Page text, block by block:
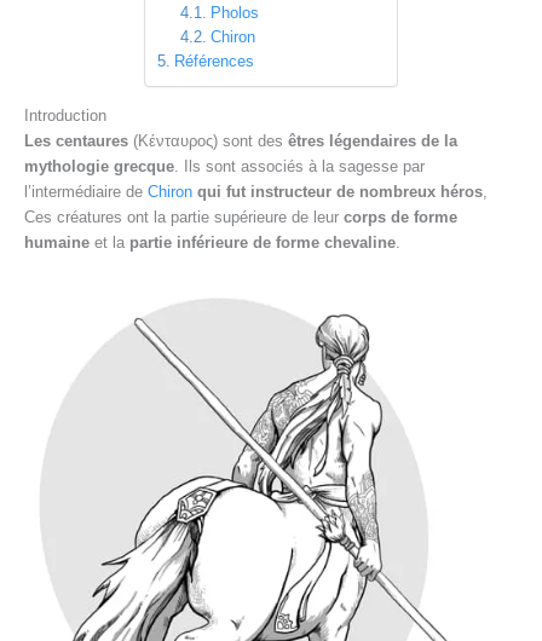
Pholos
Chiron
Références
Introduction
Les centaures (Κένταυρος) sont des êtres légendaires de la
mythologie grecque . Ils sont associés à la sagesse par
l’intermédiaire de Chiron qui fut instructeur de nombreux héros
Ces créatures ont la partie supérieure de leur corps de forme
humaine et la partie inférieure de forme chevaline